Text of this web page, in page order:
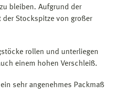
bleiben. Aufgrund der
der Stockspitze von großer
rollen und unterliegen
einem hohen Verschleiß.
sehr angenehmes Packmaß